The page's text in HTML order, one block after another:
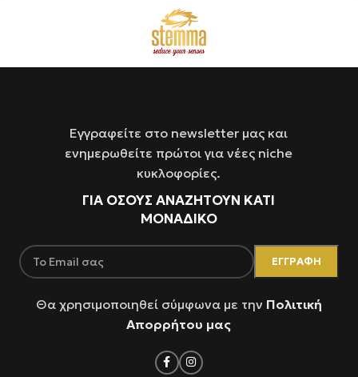
Εγγραφείτε στο newsletter μας και
ενημερωθείτε πρώτοι για νέες niche
κυκλοφορίες.
ΓΙΑ ΌΣΟΥΣ ΑΝΑΖΗΤΟΥΝ ΚΑΤΙ
ΜΟΝΑΔΙΚΟ
Θα χρησιμοποιηθεί σύμφωνα με την Πολιτική
Απορρήτου μας